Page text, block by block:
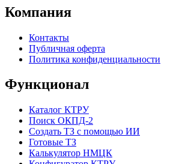
Компания
Контакты
Публичная оферта
Политика конфиденциальности
Функционал
Каталог КТРУ
Поиск ОКПД-2
Создать ТЗ с помощью ИИ
Готовые ТЗ
Калькулятор НМЦК